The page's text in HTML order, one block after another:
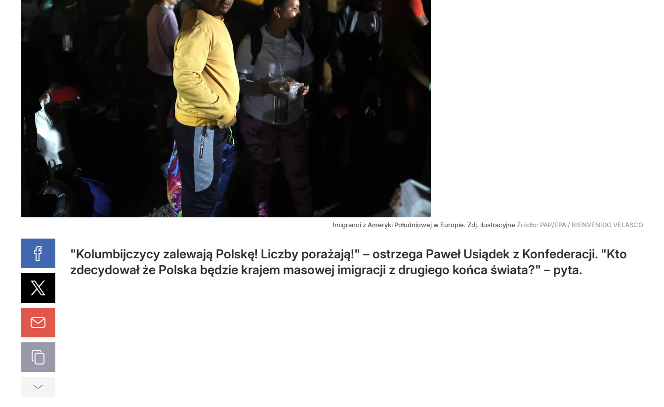
Imigranci z Ameryki Południowej w Europie. Zdj. ilustracyjne Źródło: PAP/EPA / BIENVENIDO VELASCO
"Kolumbijczycy zalewają Polskę! Liczby porażają!" – ostrzega Paweł Usiądek z Konfederacji. "Kto
zdecydował że Polska będzie krajem masowej imigracji z drugiego końca świata?" – pyta.